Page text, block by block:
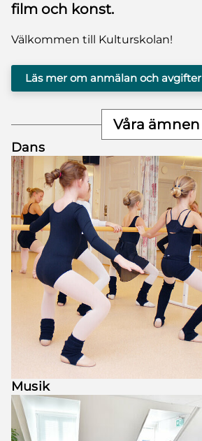
film och konst.
Välkommen till Kulturskolan!
Läs mer om anmälan och avgifter
Våra ämnen
Dans
Musik